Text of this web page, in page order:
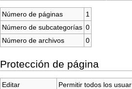
Número de páginas
1
Número de subcategorías 0
Número de archivos
0
Protección de página
Editar
Permitir todos los